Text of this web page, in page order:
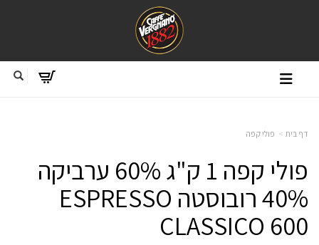
דף בית פולי קפה
פולי קפה 1 ק"ג 60% ערביקה
40% רובוסטה ESPRESSO
CLASSICO 600